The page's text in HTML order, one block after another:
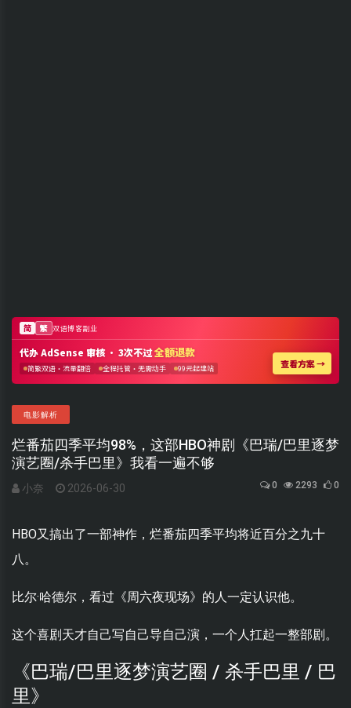
电影解析
烂番茄四季平均98%，这部HBO神剧《巴瑞/巴里逐梦
演艺圈/杀手巴里》我看一遍不够
小奈 2026-06-30 0 2293 0
HBO又搞出了一部神作，烂番茄四季平均将近百分之九十
八。
比尔·哈德尔，看过《周六夜现场》的人一定认识他。
这个喜剧天才自己写自己导自己演，一个人扛起一整部剧。
《巴瑞/巴里逐梦演艺圈 / 杀手巴里 / 巴
里》